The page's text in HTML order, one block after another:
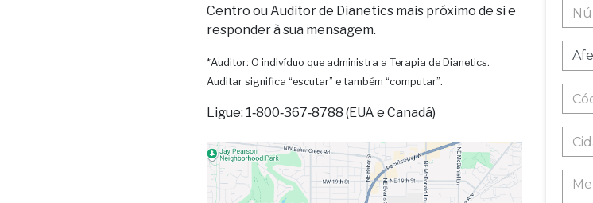
Centro ou Auditor de Dianetics mais próximo de si e
responder à sua mensagem.
*Auditor: O indivíduo que administra a Terapia de Dianetics.
Auditar significa “escutar” e também “computar”.
Ligue: 1‑800‑367‑8788 (EUA e Canadá)